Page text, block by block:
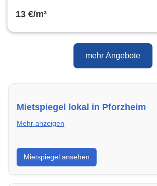
13 €/m²
mehr Angebote
Mietspiegel lokal in Pforzheim
Mehr anzeigen
Erhalte einen Überblick über die
regional in Pforzheim. So weißt du
Miete fair ist und wo sich ein Vergleich
Mietspiegel ansehen